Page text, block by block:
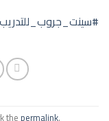
#سينت_جروب_للتدريب